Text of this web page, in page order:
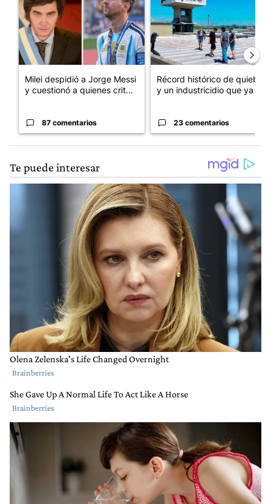
Milei despidió a Jorge Messi
y cuestionó a quienes crit...
87 comentarios
Récord histórico de quiebras
y un industricidio que ya ...
23 comentarios